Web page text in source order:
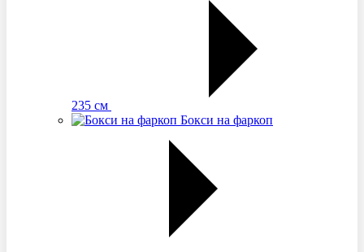
235 см
Бокси на фаркоп